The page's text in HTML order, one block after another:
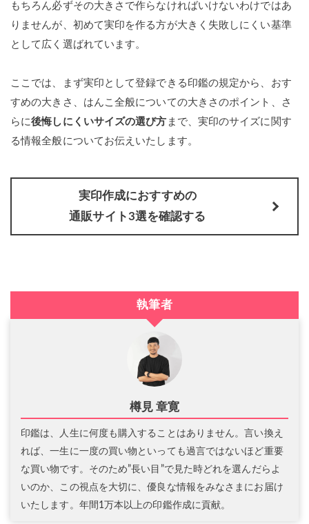
もちろん必ずその大きさで作らなければいけないわけではあ
りませんが、初めて実印を作る方が大きく失敗しにくい基準
として広く選ばれています。
ここでは、まず実印として登録できる印鑑の規定から、おす
すめの大きさ、はんこ全般についての大きさのポイント、さ
らに後悔しにくいサイズの選び方 まで、実印のサイズに関す
る情報全般についてお伝えいたします。
実印作成におすすめの
通販サイト3選を確認する
執筆者
樽見 章寛
印鑑は、人生に何度も購入することはありません。言い換え
れば、一生に一度の買い物といっても過言ではないほど重要
な買い物です。そのため”長い目”で見た時どれを選んだらよ
いのか、この視点を大切に、優良な情報をみなさまにお届け
いたします。年間1万本以上の印鑑作成に貢献。